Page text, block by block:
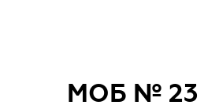
МОБ № 23